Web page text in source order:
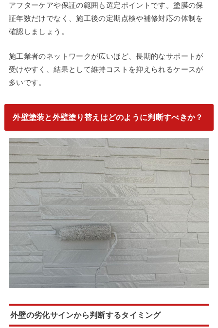
アフターケアや保証の範囲も選定ポイントです。塗膜の保
証年数だけでなく、施工後の定期点検や補修対応の体制を
確認しましょう。
施工業者のネットワークが広いほど、長期的なサポートが
受けやすく、結果として維持コストを抑えられるケースが
多いです。
外壁塗装と外壁塗り替えはどのように判断すべきか？
外壁の劣化サインから判断するタイミング